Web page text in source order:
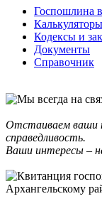
Госпошлина
Калькуляторы
Кодексы и
Документы
Справочник
Отстаиваем ваши
справедливость.
Ваши интересы –